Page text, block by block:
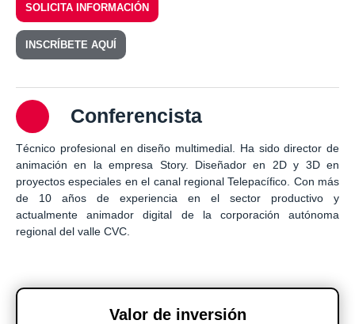
SOLICITA INFORMACIÓN
INSCRÍBETE AQUÍ
Conferencista
Técnico profesional en diseño multimedial. Ha sido director de
animación en la empresa Story. Diseñador en 2D y 3D en
proyectos especiales en el canal regional Telepacífico. Con más
de 10 años de experiencia en el sector productivo y
actualmente animador digital de la corporación autónoma
regional del valle CVC.
Valor de inversión